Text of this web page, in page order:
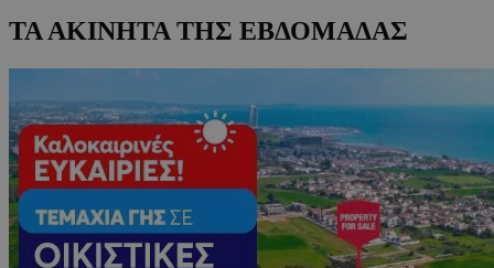
ΤΑ ΑΚΙΝΗΤΑ ΤΗΣ ΕΒΔΟΜΑΔΑΣ